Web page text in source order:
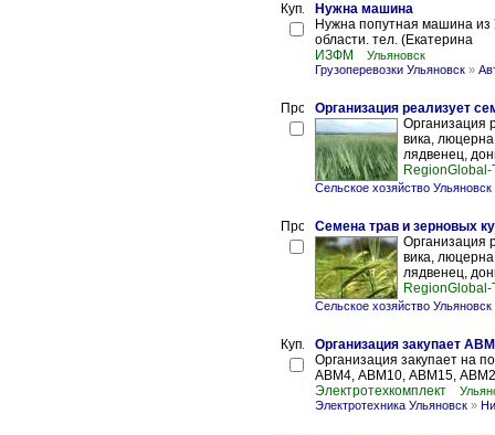
Нужна машина
Нужна попутная машина из
области. тел. (Екатерина
ИЗФМ
Ульяновск
Грузоперевозки Ульяновск »
Организация реализует
Организация
вика,
лядвенец,
RegionGlobal-
Сельское хозяйство Ульяновск
Семена трав и зерновых
Организация
вика,
лядвенец,
RegionGlobal-
Сельское хозяйство Ульяновск
Организация закупает
Организация закупает на
АВМ4, АВМ10, АВМ15,
Электротехкомплект
Электротехника Ульяновск »